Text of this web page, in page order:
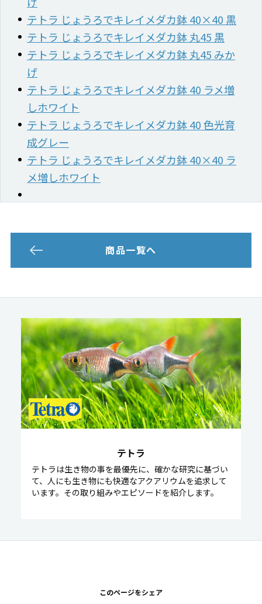
テトラ じょうろでキレイメダカ鉢 40×40 黒
テトラ じょうろでキレイメダカ鉢 丸45 黒
テトラ じょうろでキレイメダカ鉢 丸45 みか
げ
テトラ じょうろでキレイメダカ鉢 40 ラメ増
しホワイト
テトラ じょうろでキレイメダカ鉢 40 色光育
成グレー
テトラ じょうろでキレイメダカ鉢 40×40 ラ
メ増しホワイト
商品一覧へ
テトラ
テトラは生き物の事を最優先に、確かな研究に基づい
て、人にも生き物にも快適なアクアリウムを追求して
います。その取り組みやエピソードを紹介します。
このページをシェア